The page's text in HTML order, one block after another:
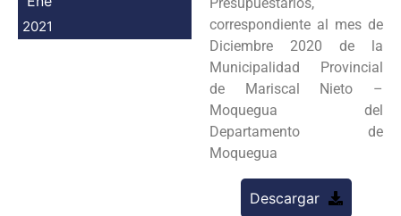
2021
correspondiente al mes de
Diciembre 2020 de la
Municipalidad Provincial
de Mariscal Nieto –
Moquegua del
Departamento de
Moquegua
Descargar